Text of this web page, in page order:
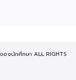
งนักศึกษา ALL RIGHTS